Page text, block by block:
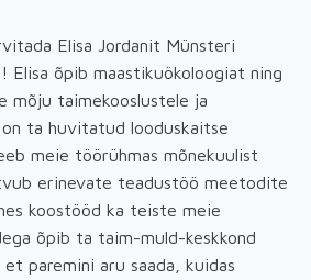
Elisa Jordanit Münsteri
Elisa õpib maastikuökoloogiat ning
mõju taimekooslustele ja
ta huvitatud looduskaitse
meie töörühmas mõnekuulist
erinevate teadustöö meetodite
koostööd ka teiste meie
õpib ta taim-muld-keskkond
paremini aru saada, kuidas